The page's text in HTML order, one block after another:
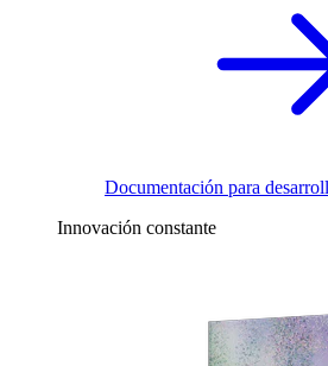
Documentación para
Innovación constante